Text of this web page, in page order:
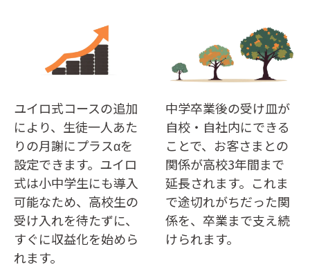
ユイロ式コースの追加
により、生徒一人あた
りの月謝にプラスαを
設定できます。ユイロ
式は小中学生にも導入
可能なため、高校生の
受け入れを待たずに、
すぐに収益化を始めら
れます。
中学卒業後の受け皿が
自校・自社内にできる
ことで、お客さまとの
関係が高校3年間まで
延長されます。これま
で途切れがちだった関
係を、卒業まで支え続
けられます。